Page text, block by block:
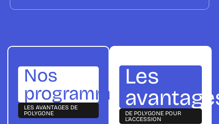
Nos
programmes
LES AVANTAGES DE
POLYGONE
Les
DE POLYGONE POUR
L’ACCESSION